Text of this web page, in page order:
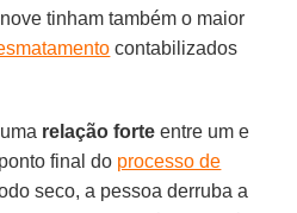
tinham também o maior
contabilizados
relação forte entre um e
final do processo de
seco, a pessoa derruba a